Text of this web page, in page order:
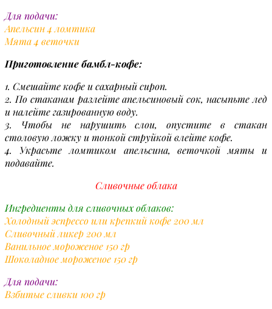
Для подачи:
Апельсин 4 ломтика
Мята 4 веточки
Приготовление бамбл-кофе:
1. Смешайте кофе и сахарный сироп.
2. По стаканам разлейте апельсиновый сок, насыпьте лед
и налейте газированную воду.
3. Чтобы не нарушить слои, опустите в стакан
столовую ложку и тонкой струйкой влейте кофе.
4. Украсьте ломтиком апельсина, веточкой мяты и
подавайте.
Сливочные облака
Ингредиенты для сливочных облаков:
Холодный эспрессо или крепкий кофе 200 мл
Сливочный ликер 200 мл
Ванильное мороженое 150 гр
Шоколадное мороженое 150 гр
Для подачи:
Взбитые сливки 100 гр